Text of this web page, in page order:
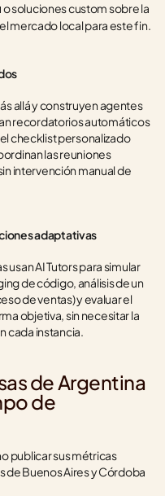
o soluciones custom sobre la
mercado local para este fin.
allá y construyen agentes
recordatorios automáticos
checklist personalizado
las reuniones
intervención manual de
adaptativas
usan AI Tutors para simular
de código, análisis de un
de ventas) y evaluar el
objetiva, sin necesitar la
cada instancia.
de Argentina
de
publicar sus métricas
de Buenos Aires y Córdoba